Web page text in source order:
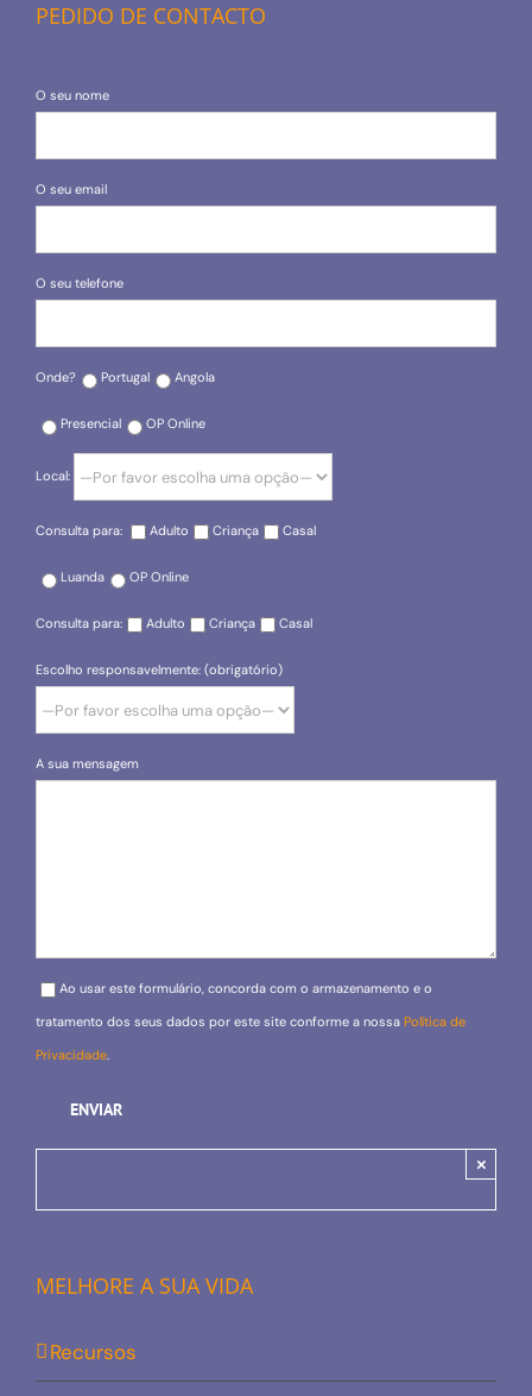
PEDIDO DE CONTACTO
O seu nome
O seu email
O seu telefone
Onde? Portugal Angola
Presencial OP Online
Local:
Consulta para: Adulto Criança Casal
Luanda OP Online
Consulta para: Adulto Criança Casal
Escolho responsavelmente: (obrigatório)
A sua mensagem
Please leave this field empty.
Ao usar este formulário, concorda com o armazenamento e o
tratamento dos seus dados por este site conforme a nossa Política de
Privacidade.
×
MELHORE A SUA VIDA
Recursos